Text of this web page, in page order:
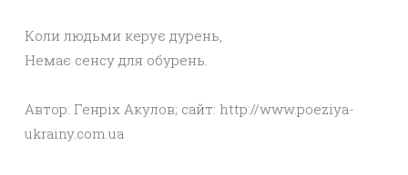
Коли людьми керує дурень,
Немає сенсу для обурень.
Автор: Генріх Акулов; сайт: http://www.poeziya-
ukrainy.com.ua